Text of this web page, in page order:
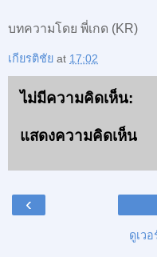
บทความโดย พี่เกด (KR)
เกียรติชัย at 17:02
ไม่มีความคิดเห็น:
แสดงความคิดเห็น
‹
ดูเว